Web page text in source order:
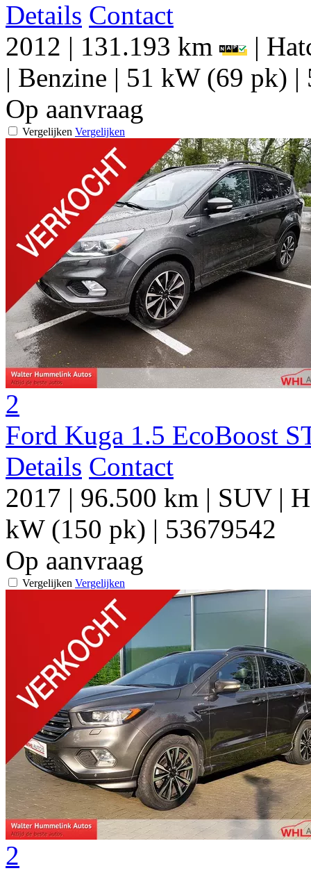
Details Contact
2012 | 131.193 km |
| Benzine | 51 kW (69 pk) |
Op aanvraag
Vergelijken Vergelijken
2
Ford Kuga 1.5 EcoBoost
Details Contact
2017 | 96.500 km | SUV|
kW (150 pk) | 53679542
Op aanvraag
Vergelijken Vergelijken
2